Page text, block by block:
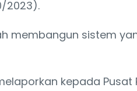
2023).
membangun sistem
kepada Pusat